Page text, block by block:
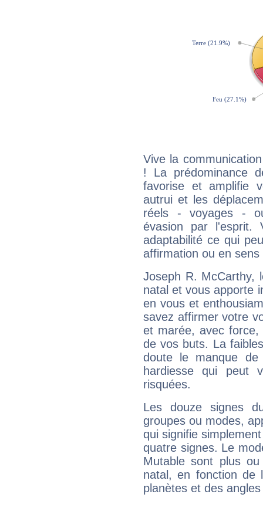
Vive la
! La prédominance
favorise et amplifie
autrui et les
réels - voyages -
évasion par l'esprit.
adaptabilité ce qui
affirmation ou en
Joseph R. McCarthy,
natal et vous apporte
en vous et
savez affirmer votre
et marée, avec
de vos buts. La
doute le manque
hardiesse qui peut
risquées.
Les douze signes
groupes ou modes,
qui signifie
quatre signes. Le
Mutable sont plus
natal, en fonction de
planètes et des